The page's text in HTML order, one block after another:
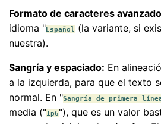
Formato de caracteres
idioma "Español (la variante, si
nuestra).
Sangría y espaciado: En
a la izquierda, para que el texto
normal. En "Sangría de primera
media ("1p6"), que es un valor